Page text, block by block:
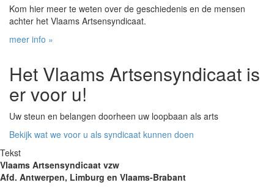
Kom hier meer te weten over de geschiedenis en de mensen
achter het Vlaams Artsensyndicaat.
meer info »
Het Vlaams Artsensyndicaat is
er voor u!
Uw steun en belangen doorheen uw loopbaan als arts
Bekijk wat we voor u als syndicaat kunnen doen
Tekst
Vlaams Artsensyndicaat vzw
Afd. Antwerpen, Limburg en Vlaams-Brabant